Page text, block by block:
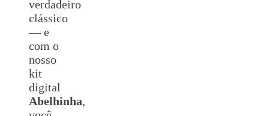
verdadeiro
clássico
— e
com o
nosso
kit
digital
Abelhinha,